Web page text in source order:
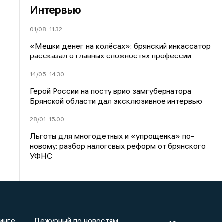
Интервью
01/08 11:32
«Мешки денег на колёсах»: брянский инкассатор
рассказал о главных сложностях профессии
14/05 14:30
Герой России на посту врио замгубернатора
Брянской области дал эксклюзивное интервью
28/01 15:00
Льготы для многодетных и «упрощенка» по-
новому: разбор налоговых реформ от брянского
УФНС
Дежурный по новостям